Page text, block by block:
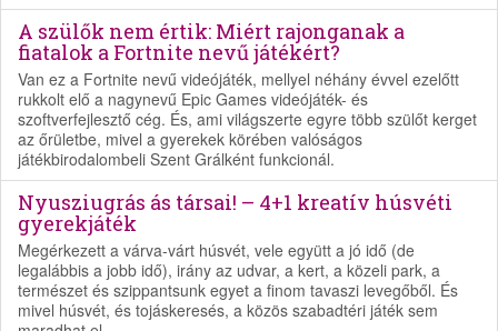
A szülők nem értik: Miért rajonganak a
fiatalok a Fortnite nevű játékért?
Van ez a Fortnite nevű videójáték, mellyel néhány évvel ezelőtt
rukkolt elő a nagynevű Epic Games videójáték- és
szoftverfejlesztő cég. És, ami világszerte egyre több szülőt kerget
az őrületbe, mivel a gyerekek körében valóságos
játékbirodalombeli Szent Grálként funkcionál.
Nyusziugrás ás társai! – 4+1 kreatív húsvéti
gyerekjáték
Megérkezett a várva-várt húsvét, vele együtt a jó idő (de
legalábbis a jobb idő), irány az udvar, a kert, a közeli park, a
természet és szippantsunk egyet a finom tavaszi levegőből. És
mivel húsvét, és tojáskeresés, a közös szabadtéri játék sem